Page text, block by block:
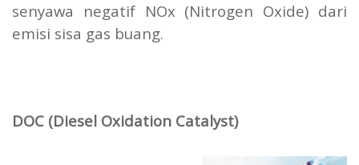
senyawa negatif NOx (Nitrogen Oxide) dari
emisi sisa gas buang.
DOC (Diesel Oxidation Catalyst)